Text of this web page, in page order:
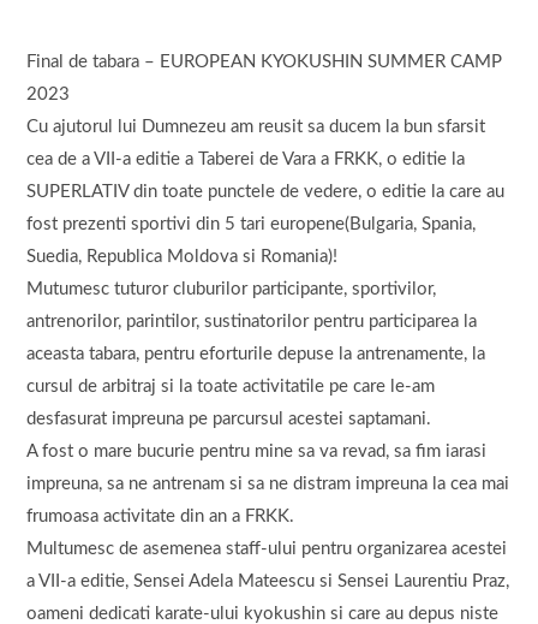
Final de tabara – EUROPEAN KYOKUSHIN SUMMER CAMP
2023
Cu ajutorul lui Dumnezeu am reusit sa ducem la bun sfarsit
cea de a VII-a editie a Taberei de Vara a FRKK, o editie la
SUPERLATIV din toate punctele de vedere, o editie la care au
fost prezenti sportivi din 5 tari europene(Bulgaria, Spania,
Suedia, Republica Moldova si Romania)!
Mutumesc tuturor cluburilor participante, sportivilor,
antrenorilor, parintilor, sustinatorilor pentru participarea la
aceasta tabara, pentru eforturile depuse la antrenamente, la
cursul de arbitraj si la toate activitatile pe care le-am
desfasurat impreuna pe parcursul acestei saptamani.
A fost o mare bucurie pentru mine sa va revad, sa fim iarasi
impreuna, sa ne antrenam si sa ne distram impreuna la cea mai
frumoasa activitate din an a FRKK.
Multumesc de asemenea staff-ului pentru organizarea acestei
a VII-a editie, Sensei Adela Mateescu si Sensei Laurentiu Praz,
oameni dedicati karate-ului kyokushin si care au depus niste